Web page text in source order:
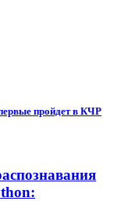
пройдет в КЧР